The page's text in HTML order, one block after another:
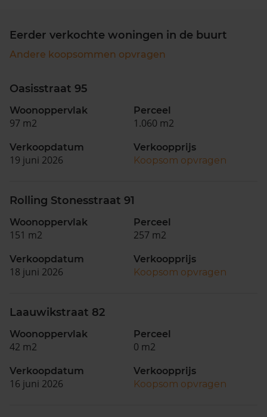
Eerder verkochte woningen in de buurt
Andere koopsommen opvragen
Oasisstraat 95
Woonoppervlak
97 m2
Perceel
1.060 m2
Verkoopdatum
19 juni 2026
Verkoopprijs
Koopsom opvragen
Rolling Stonesstraat 91
Woonoppervlak
151 m2
Perceel
257 m2
Verkoopdatum
18 juni 2026
Verkoopprijs
Koopsom opvragen
Laauwikstraat 82
Woonoppervlak
42 m2
Perceel
0 m2
Verkoopdatum
16 juni 2026
Verkoopprijs
Koopsom opvragen